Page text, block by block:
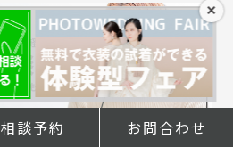
×
相談予約 お問合わせ